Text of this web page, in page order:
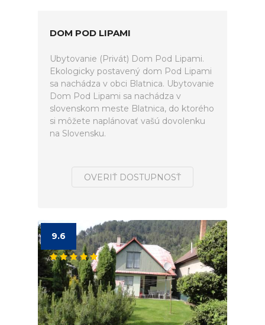
DOM POD LIPAMI
Ubytovanie (Privát) Dom Pod Lipami.
Ekologicky postavený dom Pod Lipami
sa nachádza v obci Blatnica. Ubytovanie
Dom Pod Lipami sa nachádza v
slovenskom meste Blatnica, do ktorého
si môžete naplánovať vašú dovolenku
na Slovensku.
OVERIŤ DOSTUPNOSŤ
9.6